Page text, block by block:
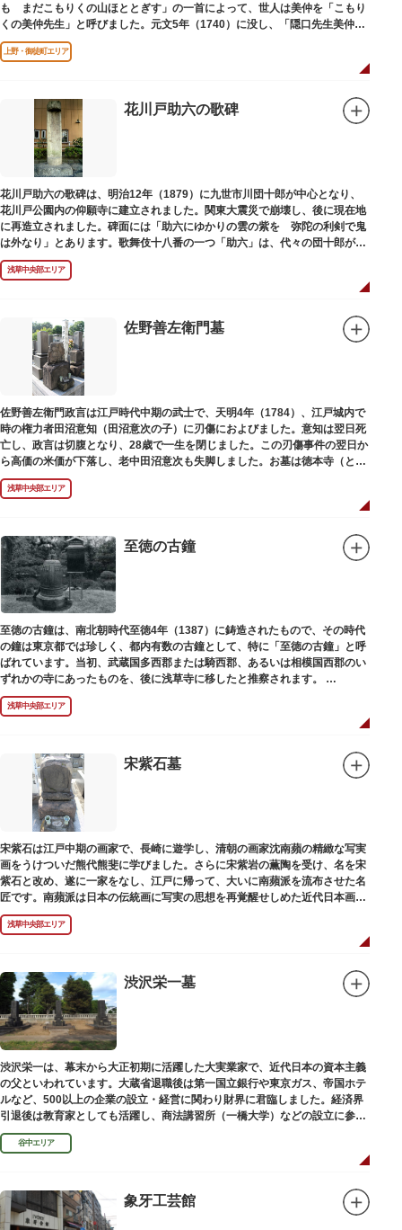
も まだこもりくの山ほととぎす」の一首によって、世人は美仲を「こもり
くの美仲先生」と呼びました。元文5年（1740）に没し、「隠口先生美仲甫
之墓」と刻まれた墓が教證寺（きょうしょうじ）にあります。
上野・御徒町エリア
花川戸助六の歌碑
花川戸助六の歌碑は、明治12年（1879）に九世市川団十郎が中心となり、
花川戸公園内の仰願寺に建立されました。関東大震災で崩壊し、後に現在地
に再造立されました。碑面には「助六にゆかりの雲の紫を 弥陀の利剣で鬼
は外なり」とあります。歌舞伎十八番の一つ「助六」は、代々の団十郎が伝
えていますが、助六の実像は不明です。
浅草中央部エリア
佐野善左衛門墓
佐野善左衛門政言は江戸時代中期の武士で、天明4年（1784）、江戸城内で
時の権力者田沼意知（田沼意次の子）に刃傷におよびました。意知は翌日死
亡し、政言は切腹となり、28歳で一生を閉じました。この刃傷事件の翌日か
ら高価の米価が下落し、老中田沼意次も失脚しました。お墓は徳本寺（とく
ほんじ）境内にあります。
浅草中央部エリア
至徳の古鐘
至徳の古鐘は、南北朝時代至徳4年（1387）に鋳造されたもので、その時代
の鐘は東京都では珍しく、都内有数の古鐘として、特に「至徳の古鐘」と呼
ばれています。当初、武蔵国多西郡または騎西郡、あるいは相模国西郡のい
ずれかの寺にあったものを、後に浅草寺に移したと推察されます。
現在は、五重塔北側の絵馬堂内に保管されています。絵馬堂は通常非公開と
なっていますが、不定期で行われる「伝法院庭園拝観と絵馬展」が開催され
浅草中央部エリア
宋紫石墓
宋紫石は江戸中期の画家で、長崎に遊学し、清朝の画家沈南蘋の精緻な写実
画をうけついだ熊代熊斐に学びました。さらに宋紫岩の薫陶を受け、名を宋
紫石と改め、遂に一家をなし、江戸に帰って、大いに南蘋派を流布させた名
匠です。南蘋派は日本の伝統画に写実の思想を再覚醒せしめた近代日本画壇
の源流です。お墓は徳本寺（とくほんじ）境内にあります。
浅草中央部エリア
渋沢栄一墓
渋沢栄一は、幕末から大正初期に活躍した大実業家で、近代日本の資本主義
の父といわれています。大蔵省退職後は第一国立銀行や東京ガス、帝国ホテ
ルなど、500以上の企業の設立・経営に関わり財界に君臨しました。経済界
引退後は教育家としても活躍し、商法講習所（一橋大学）などの設立に参画
しました。お墓は谷中霊園にあります。
谷中エリア
象牙工芸館